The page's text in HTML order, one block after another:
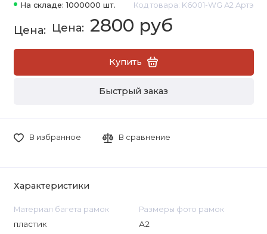
На складе: 1000000 шт. Код товара: K6001-WG А2 Артэ
2800 руб
Купить
Быстрый заказ
В избранное В сравнение
Характеристики
Материал багета рамок
пластик
Размеры фото рамок
А2